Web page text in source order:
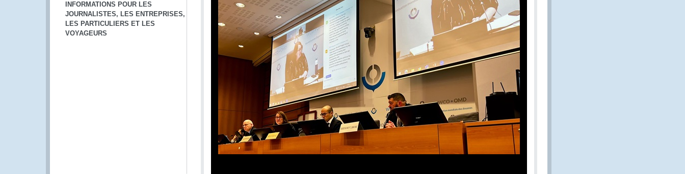
INFORMATIONS POUR LES
JOURNALISTES, LES ENTREPRISES,
LES PARTICULIERS ET LES
VOYAGEURS